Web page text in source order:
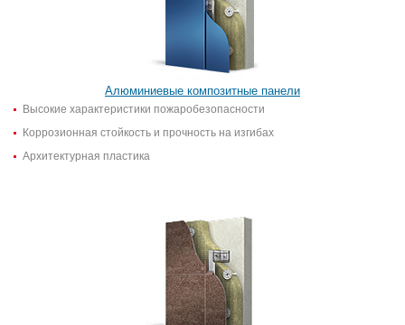
Алюминиевые композитные панели
Высокие характеристики пожаробезопасности
Коррозионная стойкость и прочность на изгибах
Архитектурная пластика